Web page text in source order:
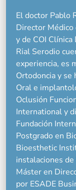
El doctor Pablo
Director
y de COI
Rial Serodio
experiencia, es
Ortodoncia y se
Oral e
Oclusión
International y
Fundación
Postgrado en
Bioesthetic
instalaciones
Máster en
por ESADE